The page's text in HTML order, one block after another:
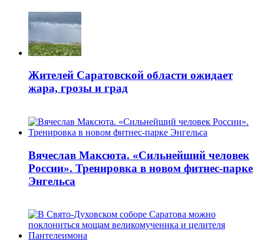
Жителей Саратовской области ожидает
жара, грозы и град
Вячеслав Максюта. «Сильнейший человек
России». Тренировка в новом фитнес-парке
Энгельса